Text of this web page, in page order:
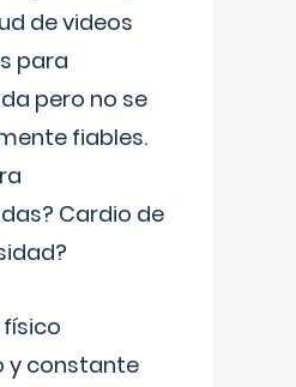
de videos
para
pero no se
fiables.
Cardio de
físico
y constante